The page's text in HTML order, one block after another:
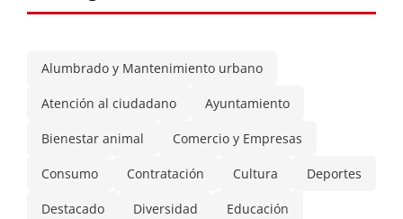
Alumbrado y Mantenimiento urbano
Atención al ciudadano Ayuntamiento
Bienestar animal Comercio y Empresas
Consumo Contratación Cultura Deportes
Destacado Diversidad Educación